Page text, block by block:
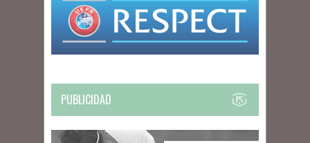
PUBLICIDAD